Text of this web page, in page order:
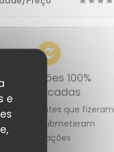
e
Avaliações 100%
certificadas
os clientes que fizeram
reservas submeteram
avaliações